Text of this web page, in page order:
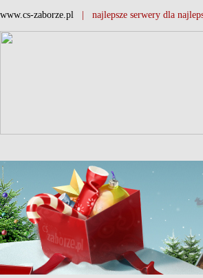
www.cs-zaborze.pl | najlepsze serwery dla